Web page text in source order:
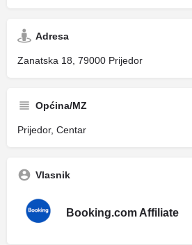
Adresa
Zanatska 18, 79000 Prijedor
Općina/MZ
Prijedor, Centar
Vlasnik
Booking.com Affiliate